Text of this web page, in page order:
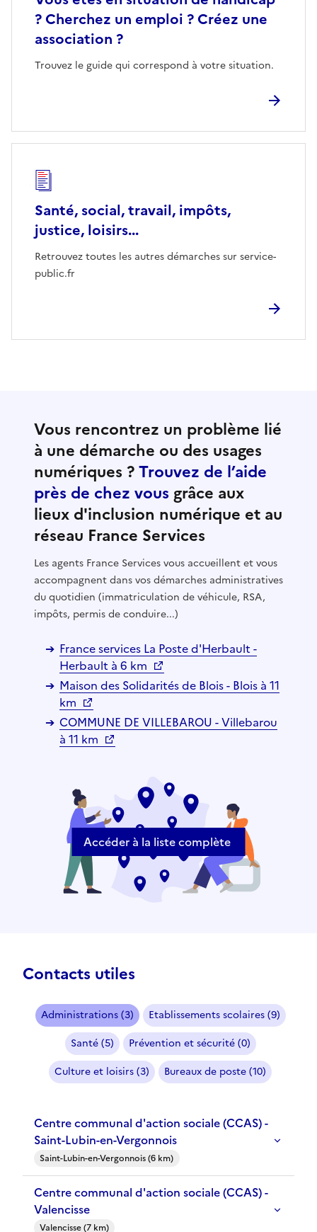
? Cherchez un emploi ? Créez une
association ?
Trouvez le guide qui correspond à votre situation.
Santé, social, travail, impôts,
justice, loisirs...
Retrouvez toutes les autres démarches sur service-
public.fr
Vous rencontrez un problème lié
à une démarche ou des usages
numériques ?Trouvez de l’aide
près de chez vous grâce aux
lieux d'inclusion numérique et au
réseau France Services
Les agents France Services vous accueillent et vous
accompagnent dans vos démarches administratives
du quotidien (immatriculation de véhicule, RSA,
impôts, permis de conduire...)
France services La Poste d'Herbault -
Herbault à 6 km
Maison des Solidarités de Blois - Blois à 11
km
COMMUNE DE VILLEBAROU - Villebarou
à 11 km
Accéder à la liste complète
Contacts utiles
Administrations (3)
Etablissements scolaires (9)
Santé (5)
Prévention et sécurité (0)
Culture et loisirs (3)
Bureaux de poste (10)
Centre communal d'action sociale (CCAS) -
Saint-Lubin-en-Vergonnois
Saint-Lubin-en-Vergonnois (6 km)
Centre communal d'action sociale (CCAS) -
Valencisse
Valencisse (7 km)